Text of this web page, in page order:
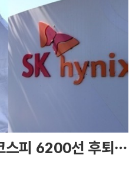
스피 6200선 후퇴…